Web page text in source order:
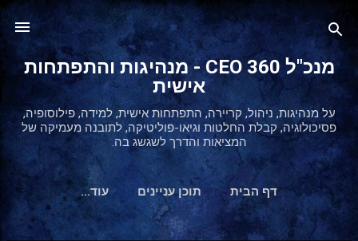
דילוג לתוכן הראשי
מנכ"ל 360 CEO - מנהיגות והתפתחות
אישית
על מנהיגות, ניהול, קריירה, התפתחות אישית, למידה, פילוסופיה,
פסיכולוגיה, קבלת החלטות וגיאו-פוליטיקה, לתובנה מעמיקה של
המציאות והדרך לשגשג בה.
דף הבית תוכן עניינים ‏עוד…